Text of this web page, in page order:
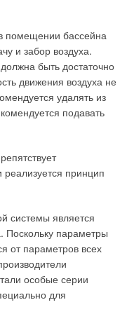
помещении бассейна
и забор воздуха.
быть достаточно
движения воздуха не
удалять из
подавать
принцип
системы является
Поскольку параметры
от параметров всех
особые серии
для
плотность
внутри
на пути
воздуха:
с увеличением
класса
не позволяет
по
ситуации.
качество воздуха в
работы системы
системе вентиляции;
вентиляции и
размещения
держать
к появлению
герметично.
экономить тепловую
в результате
материалов,
проживать в
крайне
необходимость
приточно-
вновь
за счёт
А появившиеся и
нагрузку в
процесс — на